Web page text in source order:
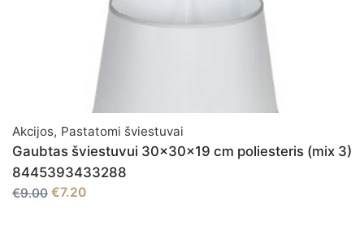
Akcijos, Pastatomi šviestuvai
Gaubtas šviestuvui 30x30x19 cm poliesteris (mix 3)
8445393433288
€9.00 €7.20